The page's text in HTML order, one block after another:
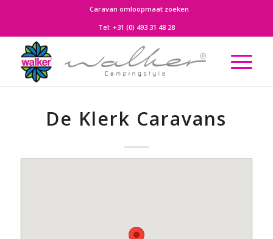
Caravan omloopmaat zoeken
Tel: +31 (0) 493 31 48 28
De Klerk Caravans